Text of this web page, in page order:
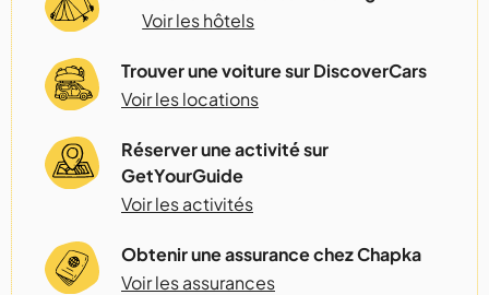
Voir les hôtels
Trouver une voiture sur DiscoverCars
Voir les locations
Réserver une activité sur
GetYourGuide
Voir les activités
Obtenir une assurance chez Chapka
Voir les assurances